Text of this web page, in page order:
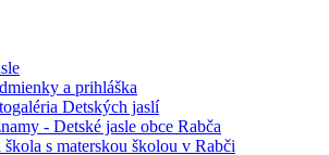
a prihláška
Detských jaslí
- Detské jasle obce Rabča
škola s materskou školou v Rabči